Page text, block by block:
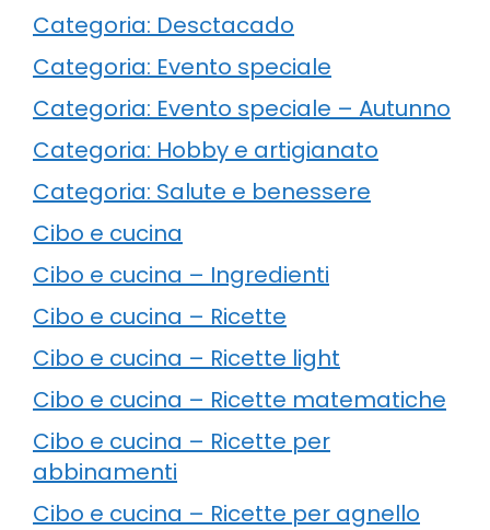
Categoria: Desctacado
Categoria: Evento speciale
Categoria: Evento speciale – Autunno
Categoria: Hobby e artigianato
Categoria: Salute e benessere
Cibo e cucina
Cibo e cucina – Ingredienti
Cibo e cucina – Ricette
Cibo e cucina – Ricette light
Cibo e cucina – Ricette matematiche
Cibo e cucina – Ricette per
abbinamenti
Cibo e cucina – Ricette per agnello